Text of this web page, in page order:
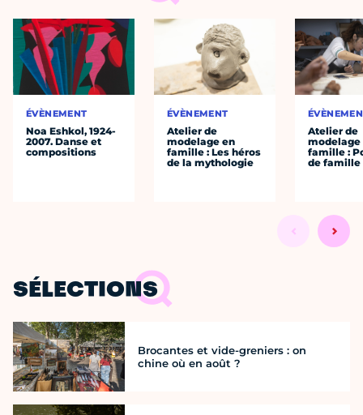
ÉVÈNEMENT
Noa Eshkol, 1924-
2007. Danse et
compositions
ÉVÈNEMENT
Atelier de
modelage en
famille : Les héros
de la mythologie
Atelier de
modelage
famille :
de famille
SÉLECTIONS
Brocantes et vide-greniers : on
chine où en août ?